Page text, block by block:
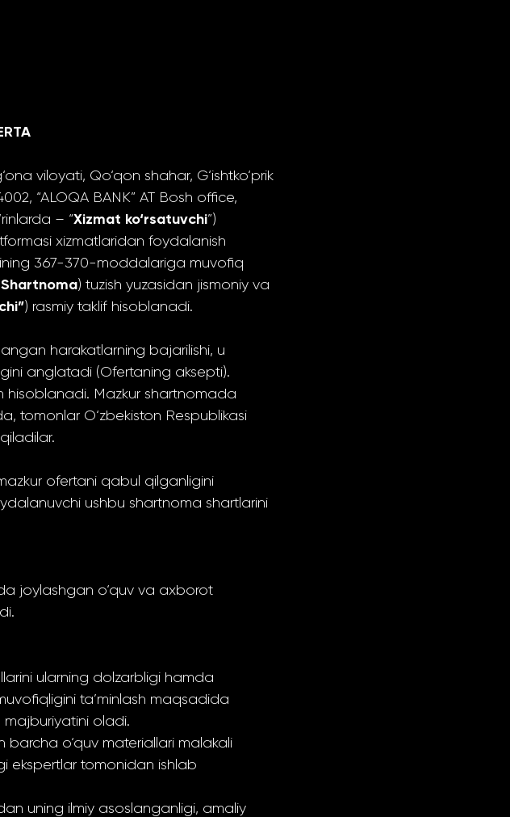
viloyati, Qo‘qon shahar, G‘ishtko‘prik
“ALOQA BANK” AT Bosh office,
– “Xizmat ko‘rsatuvchi”)
xizmatlaridan foydalanish
367-370-moddalariga muvofiq
Shartnoma) tuzish yuzasidan jismoniy va
) rasmiy taklif hisoblanadi.
harakatlarning bajarilishi, u
anglatadi (Ofertaning aksepti).
Mazkur shartnomada
tomonlar O‘zbekiston Respublikasi
ofertani qabul qilganligini
ushbu shartnoma shartlarini
joylashgan o‘quv va axborot
ularning dolzarbligi hamda
ta’minlash maqsadida
oladi.
barcha o‘quv materiallari malakali
ekspertlar tomonidan ishlab
uning ilmiy asoslanganligi, amaliy